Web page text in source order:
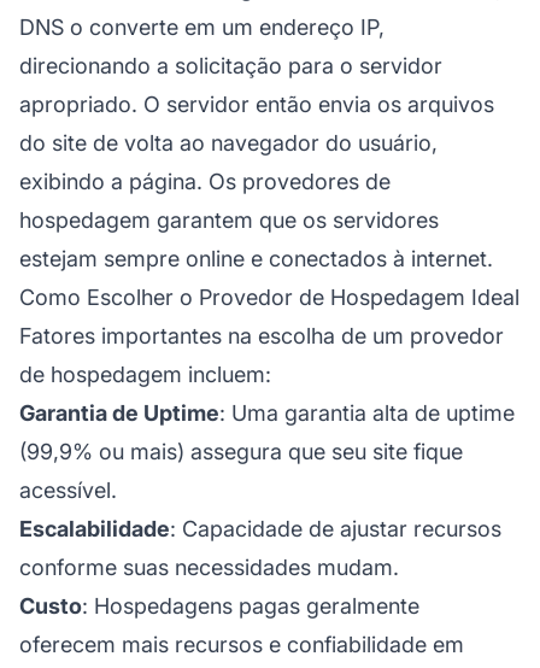
DNS o converte em um endereço IP,
direcionando a solicitação para o servidor
apropriado. O servidor então envia os arquivos
do site de volta ao navegador do usuário,
exibindo a página. Os provedores de
hospedagem garantem que os servidores
estejam sempre online e conectados à internet.
Como Escolher o Provedor de Hospedagem Ideal
Fatores importantes na escolha de um provedor
de hospedagem incluem:
Garantia de Uptime: Uma garantia alta de uptime
(99,9% ou mais) assegura que seu site fique
acessível.
Escalabilidade: Capacidade de ajustar recursos
conforme suas necessidades mudam.
Custo: Hospedagens pagas geralmente
oferecem mais recursos e confiabilidade em